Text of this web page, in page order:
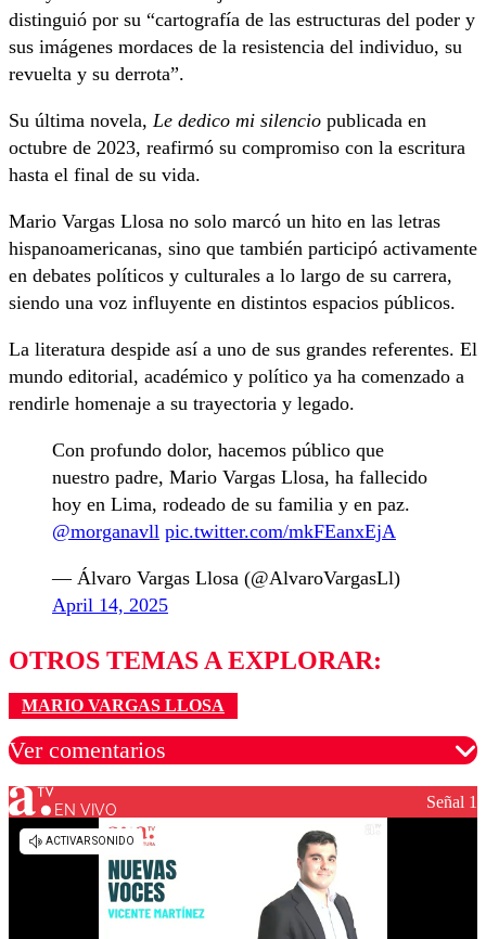
distinguió por su “cartografía de las estructuras del poder y
sus imágenes mordaces de la resistencia del individuo, su
revuelta y su derrota”.
Su última novela, Le dedico mi silencio publicada en
octubre de 2023, reafirmó su compromiso con la escritura
hasta el final de su vida.
Mario Vargas Llosa no solo marcó un hito en las letras
hispanoamericanas, sino que también participó activamente
en debates políticos y culturales a lo largo de su carrera,
siendo una voz influyente en distintos espacios públicos.
La literatura despide así a uno de sus grandes referentes. El
mundo editorial, académico y político ya ha comenzado a
rendirle homenaje a su trayectoria y legado.
Con profundo dolor, hacemos público que
nuestro padre, Mario Vargas Llosa, ha fallecido
hoy en Lima, rodeado de su familia y en paz.
@morganavll pic.twitter.com/mkFEanxEjA
— Álvaro Vargas Llosa (@AlvaroVargasLl)
April 14, 2025
OTROS TEMAS A EXPLORAR:
MARIO VARGAS LLOSA
Ver comentarios
Los comentarios son moderados para garantizar un
diálogo respetuoso.
EN VIVO Señal 1